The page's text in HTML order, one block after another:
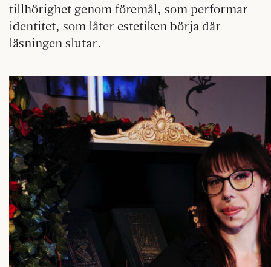
tillhörighet genom föremål, som performar
identitet, som låter estetiken börja där
läsningen slutar.